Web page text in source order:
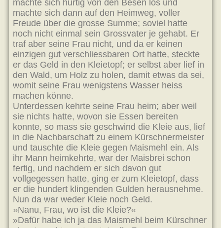
machte sich hurtig von den Besen los und
machte sich dann auf den Heimweg, voller
Freude über die grosse Summe; soviel hatte
noch nicht einmal sein Grossvater je gehabt. Er
traf aber seine Frau nicht, und da er keinen
einzigen gut verschliessbaren Ort hatte, steckte
er das Geld in den Kleietopf; er selbst aber lief in
den Wald, um Holz zu holen, damit etwas da sei,
womit seine Frau wenigstens Wasser heiss
machen könne.
Unterdessen kehrte seine Frau heim; aber weil
sie nichts hatte, wovon sie Essen bereiten
konnte, so mass sie geschwind die Kleie aus, lief
in die Nachbarschaft zu einem Kürschnermeister
und tauschte die Kleie gegen Maismehl ein. Als
ihr Mann heimkehrte, war der Maisbrei schon
fertig, und nachdem er sich davon gut
vollgegessen hatte, ging er zum Kleietopf, dass
er die hundert klingenden Gulden herausnehme.
Nun da war weder Kleie noch Geld.
»Nanu, Frau, wo ist die Kleie?«
»Dafür habe ich ja das Maismehl beim Kürschner